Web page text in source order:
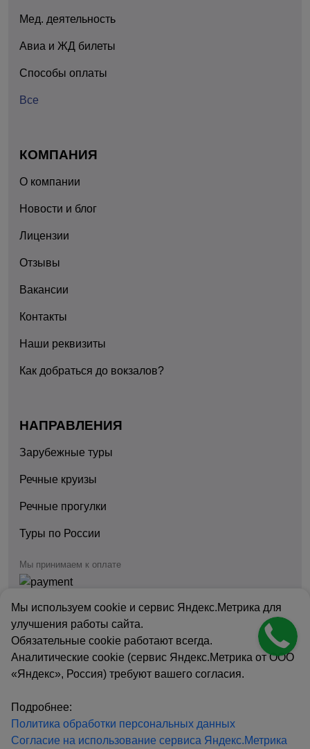
Мед. деятельность
Авиа и ЖД билеты
Способы оплаты
Все
КОМПАНИЯ
О компании
Новости и блог
Лицензии
Отзывы
Вакансии
Контакты
Наши реквизиты
Как добраться до вокзалов?
НАПРАВЛЕНИЯ
Зарубежные туры
Речные круизы
Речные прогулки
Туры по России
Мы принимаем к оплате
Политика обработки персональных данных
Согласие на обработку персональных данных
Согласие на получение рекламных рассылок
Сведения о защите персональных данных Настройки cookie
Мы используем cookie и сервис Яндекс.Метрика для
улучшения работы сайта.
Обязательные cookie работают всегда.
Аналитические cookie (сервис Яндекс.Метрика от ООО
«Яндекс», Россия) требуют вашего согласия.
Подробнее:
Политика обработки персональных данных
Согласие на использование сервиса Яндекс.Метрика